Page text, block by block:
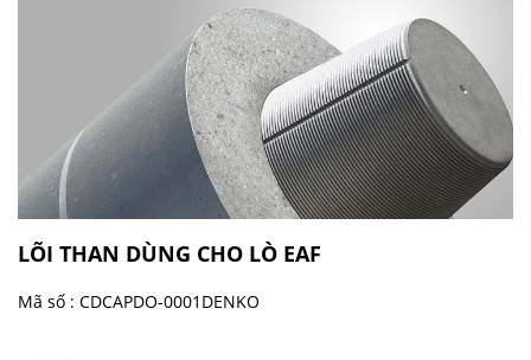
LÕI THAN DÙNG CHO LÒ EAF
Mã số : CDCAPDO-0001DENKO